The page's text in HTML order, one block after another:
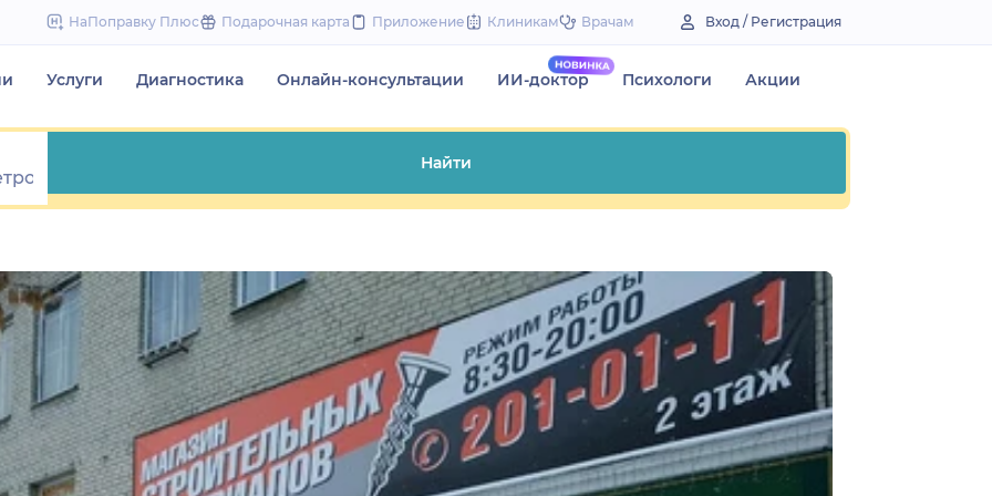
to
НаПоправку Плюс Подарочная карта Приложение Клиникам Врачам Вход / Регистрация
Услуги Диагностика Онлайн-консультации ИИ-доктор Психологи Акции
Найти